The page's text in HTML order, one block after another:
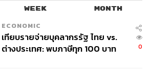
ารเล่นการพนันขันต่อใดๆ เกี่ยวกับผล
ยแจก หรือจัดเลี้ยง สุราทุกชนิดในเขต
เวลา 18.00 น. ของวันก่อนวันเลือกตั้ง
WEEK MONTH
ECONOMIC
เทียบรายจ่ายบุคลากรรัฐ ไทย vs.
ต่างประเทศ: พบภาษีทุก 100 บาท
0